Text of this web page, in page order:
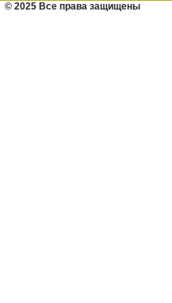
© 2025 Все права защищены